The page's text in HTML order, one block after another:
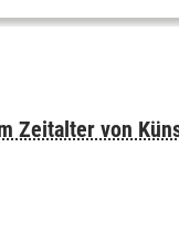
Zeitalter von